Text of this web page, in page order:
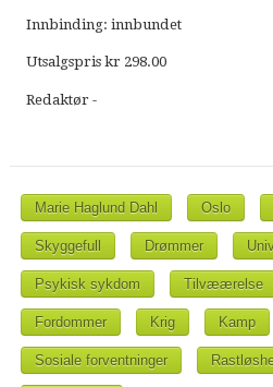
Innbinding: innbundet
Utsalgspris kr 298.00
Redaktør -
Marie Haglund Dahl Oslo
Skyggefull Drømmer
Psykisk sykdom Tilvæærelse
Fordommer Krig Kamp
Sosiale forventninger